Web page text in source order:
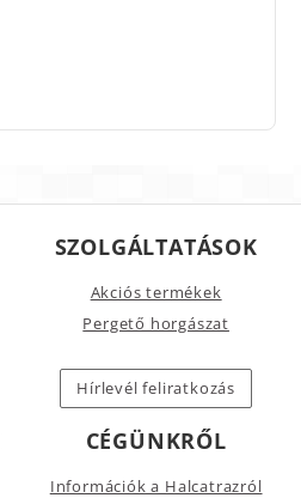
SZOLGÁLTATÁSOK
Akciós termékek
Pergető horgászat
Hírlevél feliratkozás
CÉGÜNKRŐL
Információk a Halcatrazról